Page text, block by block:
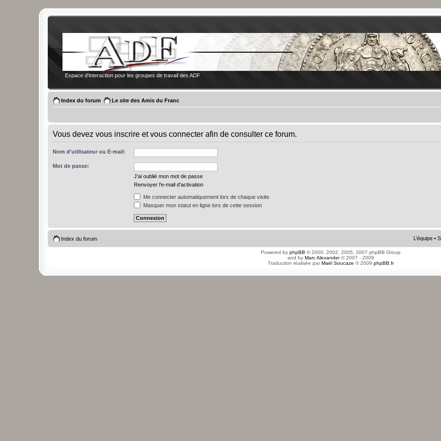
Espace d'interaction pour les groupes de travail des ADF
Index du forum Le site des Amis du Franc
Vous devez vous inscrire et vous connecter afin de consulter ce forum.
Nom d'utilisateur ou E-mail:
Mot de passe:
J’ai oublié mon mot de passe
Renvoyer l’e-mail d’activation
Me connecter automatiquement lors de chaque visite
Masquer mon statut en ligne lors de cette session
Index du forum L’équipe •
Powered by phpBB © 2000, 2002, 2005, 2007 phpBB Group
and by Marc Alexander© 2007 - 2009
Traduction réalisée parMaël Soucaze © 2009 phpBB.fr